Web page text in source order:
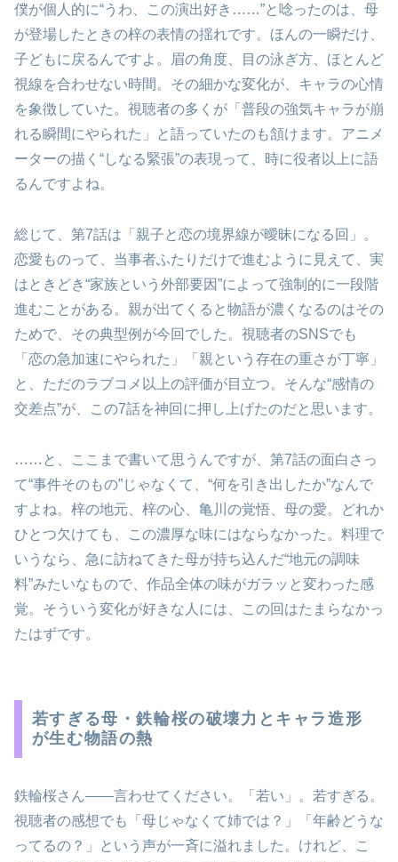
僕が個人的に“うわ、この演出好き……”と唸ったのは、母
が登場したときの梓の表情の揺れです。ほんの一瞬だけ、
子どもに戻るんですよ。眉の角度、目の泳ぎ方、ほとんど
視線を合わせない時間。その細かな変化が、キャラの心情
を象徴していた。視聴者の多くが「普段の強気キャラが崩
れる瞬間にやられた」と語っていたのも頷けます。アニメ
ーターの描く“しなる緊張”の表現って、時に役者以上に語
るんですよね。
総じて、第7話は「親子と恋の境界線が曖昧になる回」。
恋愛ものって、当事者ふたりだけで進むように見えて、実
はときどき“家族という外部要因”によって強制的に一段階
進むことがある。親が出てくると物語が濃くなるのはその
ためで、その典型例が今回でした。視聴者のSNSでも
「恋の急加速にやられた」「親という存在の重さが丁寧」
と、ただのラブコメ以上の評価が目立つ。そんな“感情の
交差点”が、この7話を神回に押し上げたのだと思います。
……と、ここまで書いて思うんですが、第7話の面白さっ
て“事件そのもの”じゃなくて、“何を引き出したか”なんで
すよね。梓の地元、梓の心、亀川の覚悟、母の愛。どれか
ひとつ欠けても、この濃厚な味にはならなかった。料理で
いうなら、急に訪ねてきた母が持ち込んだ“地元の調味
料”みたいなもので、作品全体の味がガラッと変わった感
覚。そういう変化が好きな人には、この回はたまらなかっ
たはずです。
若すぎる母・鉄輪桜の破壊力とキャラ造形
が生む物語の熱
鉄輪桜さん――言わせてください。「若い」。若すぎる。
視聴者の感想でも「母じゃなくて姉では？」「年齢どうな
ってるの？」という声が一斉に溢れました。けれど、こ